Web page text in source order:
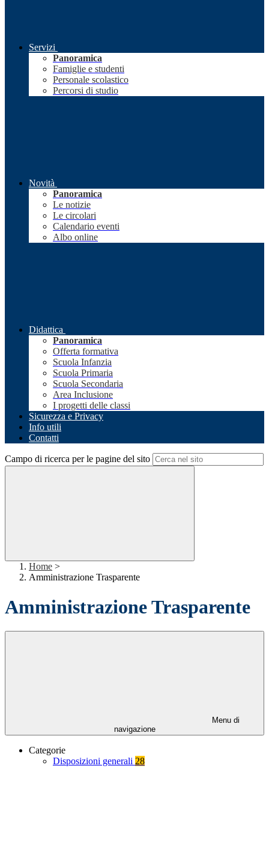
Servizi
Panoramica
Famiglie e studenti
Personale scolastico
Percorsi di studio
Novità
Panoramica
Le notizie
Le circolari
Calendario eventi
Albo online
Didattica
Panoramica
Offerta formativa
Scuola Infanzia
Scuola Primaria
Scuola Secondaria
Area Inclusione
I progetti delle classi
Sicurezza e Privacy
Info utili
Contatti
Campo di ricerca per le pagine del sito
Home >
Amministrazione Trasparente
Amministrazione Trasparente
Menu di
navigazione
Categorie
Disposizioni generali 28